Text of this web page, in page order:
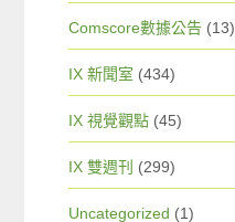
Comscore數據公告 (13)
IX 新聞室 (434)
IX 視覺觀點 (45)
IX 雙週刊 (299)
Uncategorized (1)